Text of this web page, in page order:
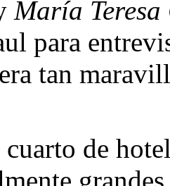
María
para
tan
de